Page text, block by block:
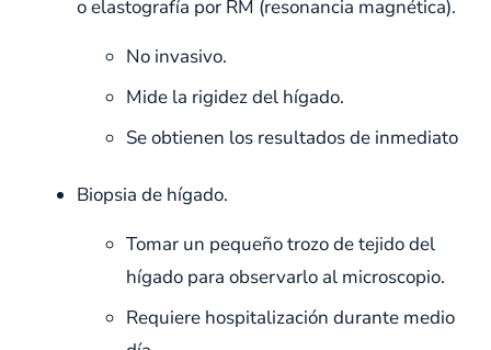
o elastografía por RM (resonancia magnética).
No invasivo.
Mide la rigidez del hígado.
Se obtienen los resultados de inmediato
Biopsia de hígado.
Tomar un pequeño trozo de tejido del
hígado para observarlo al microscopio.
Requiere hospitalización durante medio